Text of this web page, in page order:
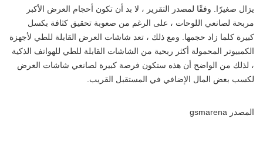
يزال صغيرًا. وفقًا لمصدر التقرير ، لا بد أن تكون أحجام العرض الأكبر
مربحة لصانعي اللوحات ، على الرغم من صعوبة تحقيق كثافة بكسل
كبيرة كلما زاد حجمها. ومع ذلك ، تعد شاشات العرض القابلة للطي لأجهزة
الكمبيوتر المحمولة أكثر ربحية من الشاشات القابلة للطي للهواتف الذكية
، لذلك من الواضح أن هذه ستكون فرصة كبيرة لصانعي شاشات العرض
لكسب بعض المال الإضافي في المستقبل القريب.
المصدر gsmarena